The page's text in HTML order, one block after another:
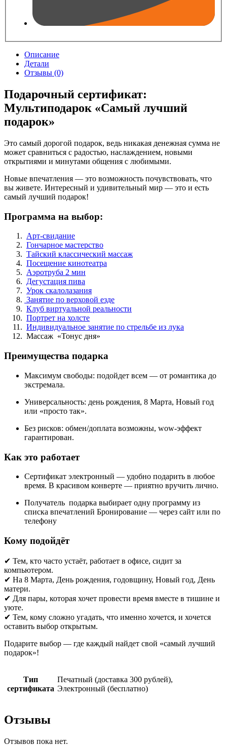
Описание
Детали
Отзывы (0)
Подарочный сертификат:
Мультиподарок «Самый лучший
подарок»
Это самый дорогой подарок, ведь никакая денежная сумма не
может сравниться с радостью, наслаждением, новыми
открытиями и минутами общения с любимыми.
Новые впечатления — это возможность почувствовать, что
вы живете. Интересный и удивительный мир — это и есть
самый лучший подарок!
Программа на выбор:
Арт-свидание
Гончарное мастерство
Тайский классический массаж
Посещение кинотеатра
Аэротруба 2 мин
Дегустация пива
Урок скалолазания
Занятие по верховой езде
Клуб виртуальной реальности
Портрет на холсте
Индивидуальное занятие по стрельбе из лука
Массаж «Тонус дня»
Преимущества подарка
Максимум свободы: подойдет всем — от романтика до
экстремала.
Универсальность: день рождения, 8 Марта, Новый год
или «просто так».
Без рисков: обмен/доплата возможны, wow-эффект
гарантирован.
Как это работает
Сертификат электронный — удобно подарить в любое
время. В красивом конверте — приятно вручить лично.
Получатель подарка выбирает одну программу из
списка впечатлений Бронирование — через сайт или по
телефону
Кому подойдёт
✔ Тем, кто часто устаёт, работает в офисе, сидит за
компьютером.
✔ На 8 Марта, День рождения, годовщину, Новый год, День
матери.
✔ Для пары, которая хочет провести время вместе в тишине и
уюте.
✔ Тем, кому сложно угадать, что именно хочется, и хочется
оставить выбор открытым.
Подарите выбор — где каждый найдет свой «самый лучший
подарок»!
Тип
сертификата
Печатный (доставка 300 рублей),
Электронный (бесплатно)
Отзывы
Отзывов пока нет.